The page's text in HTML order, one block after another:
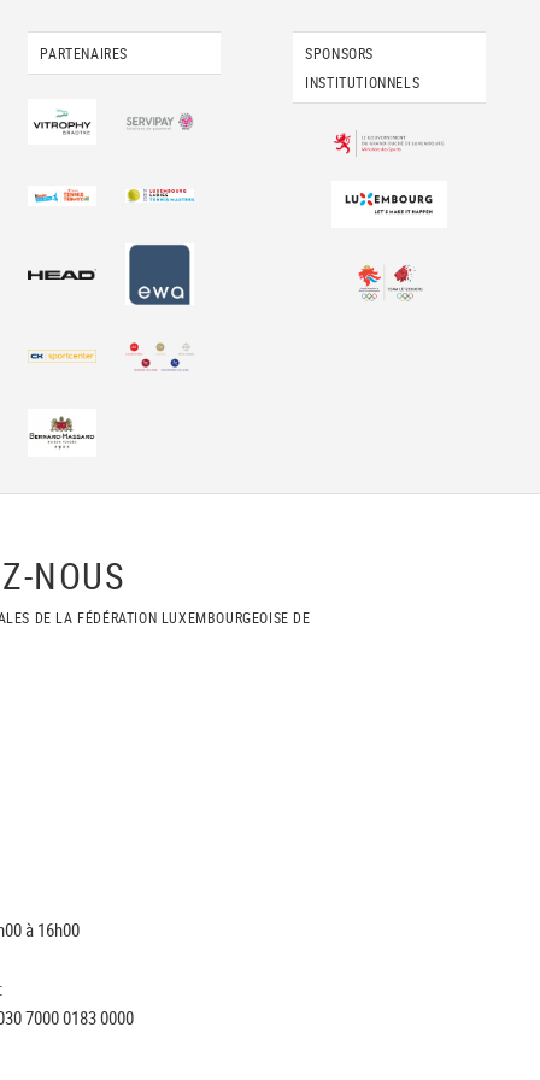
PARTENAIRES
SPONSORS
INSTITUTIONNELS
NOUS
DE LA FÉDÉRATION LUXEMBOURGEOISE DE
à 16h00
7000 0183 0000